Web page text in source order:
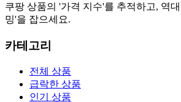
쿠팡 상품의 '가격 지수'를 추적하고, 역대
밍'을 잡으세요.
카테고리
전체 상품
급락한 상품
인기 상품